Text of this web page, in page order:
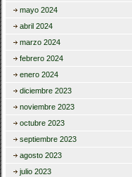
mayo 2024
abril 2024
marzo 2024
febrero 2024
enero 2024
diciembre 2023
noviembre 2023
octubre 2023
septiembre 2023
agosto 2023
julio 2023